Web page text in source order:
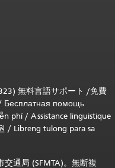
無料言語サポート /免費
Бесплатная помощь
phí/ Assistance linguistique
/ Libreng tulong para sa
通局 (SFMTA)。無断複